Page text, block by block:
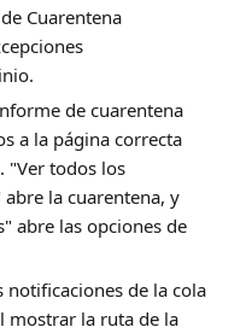
Cuarentena
de cuarentena
a la página correcta
"Ver todos los
la cuarentena, y
abre las opciones de
de la cola
mostrar la ruta de la